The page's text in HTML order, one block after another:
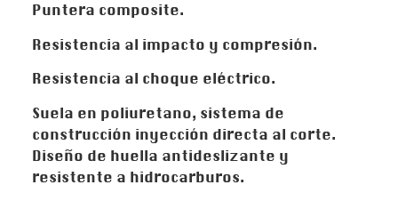
Puntera composite.
Resistencia al impacto y compresión.
Resistencia al choque eléctrico.
Suela en poliuretano, sistema de
construcción inyección directa al corte.
Diseño de huella antideslizante y
resistente a hidrocarburos.